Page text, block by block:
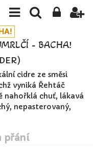
- BACHA!
cidre ze směsi
vyniká Řehtáč
nahořklá chuť, lákavá
nepasterovaný,
přání